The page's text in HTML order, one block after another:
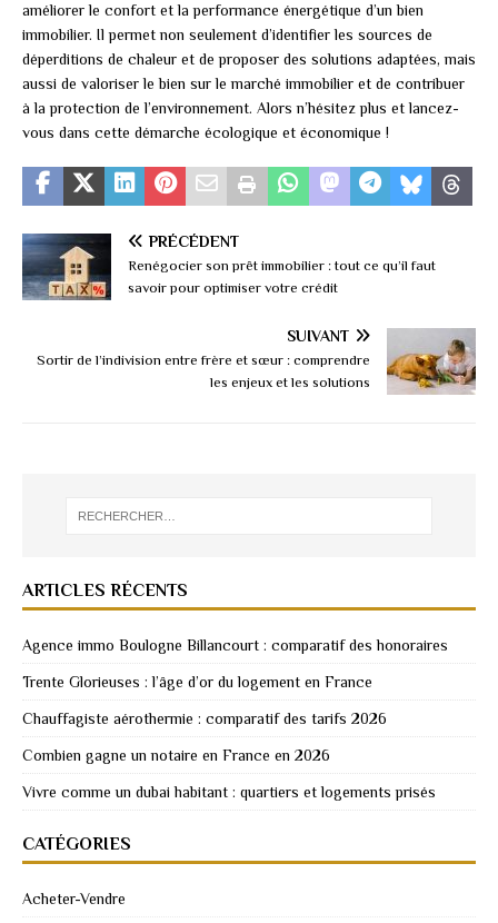
améliorer le confort et la performance énergétique d’un bien
immobilier. Il permet non seulement d’identifier les sources de
déperditions de chaleur et de proposer des solutions adaptées, mais
aussi de valoriser le bien sur le marché immobilier et de contribuer
à la protection de l’environnement. Alors n’hésitez plus et lancez-
vous dans cette démarche écologique et économique !
PRÉCÉDENT
Renégocier son prêt immobilier : tout ce qu’il faut
savoir pour optimiser votre crédit
SUIVANT
Sortir de l’indivision entre frère et sœur : comprendre
les enjeux et les solutions
ARTICLES RÉCENTS
Agence immo Boulogne Billancourt : comparatif des honoraires
Trente Glorieuses : l’âge d’or du logement en France
Chauffagiste aérothermie : comparatif des tarifs 2026
Combien gagne un notaire en France en 2026
Vivre comme un dubai habitant : quartiers et logements prisés
CATÉGORIES
Acheter-Vendre